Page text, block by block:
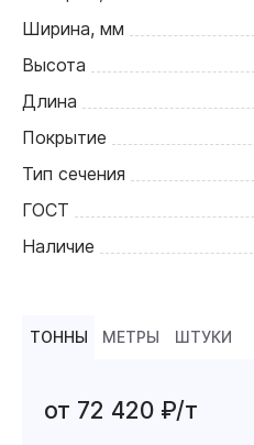
Ширина, мм
Высота
Длина
Покрытие
Тип сечения
ГОСТ
Наличие
ТОННЫ МЕТРЫ ШТУКИ
от 72 420 ₽/т